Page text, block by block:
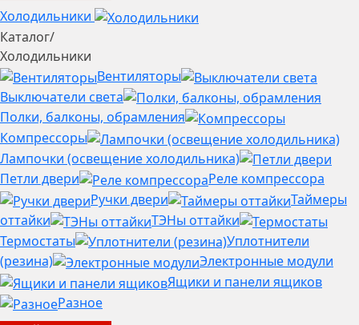
Холодильники
Каталог/
Холодильники
Вентиляторы
Выключатели света
Полки, балконы, обрамления
Компрессоры
Лампочки (освещение холодильника)
Петли двери
Реле компрессора
Ручки двери
Таймеры
оттайки
ТЭНы оттайки
Термостаты
Уплотнители
(резина)
Электронные модули
Ящики и панели ящиков
Разное